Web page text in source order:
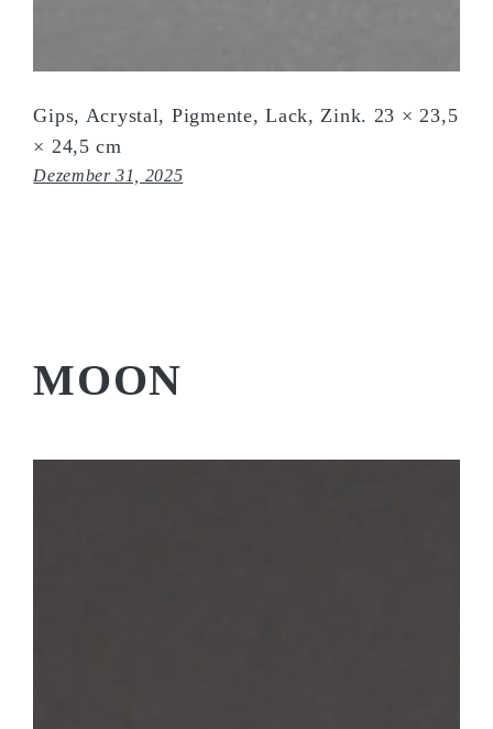
Gips, Acrystal, Pigmente, Lack, Zink. 23 × 23,5
× 24,5 cm
Dezember 31, 2025
MOON